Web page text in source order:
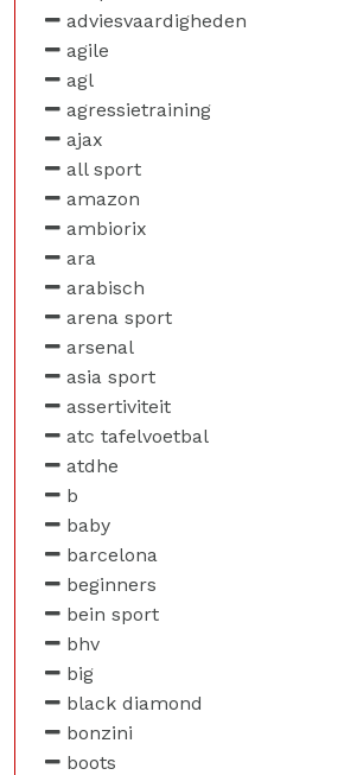
adviesvaardigheden
agile
agl
agressietraining
ajax
all sport
amazon
ambiorix
ara
arabisch
arena sport
arsenal
asia sport
assertiviteit
atc tafelvoetbal
atdhe
b
baby
barcelona
beginners
bein sport
bhv
big
black diamond
bonzini
boots